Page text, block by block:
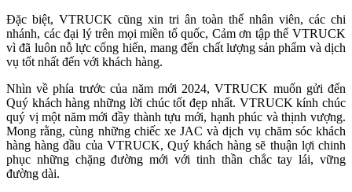
Đặc biệt, VTRUCK cũng xin tri ân toàn thể nhân viên, các chi
nhánh, các đại lý trên mọi miền tổ quốc, Cảm ơn tập thể VTRUCK
vì đã luôn nỗ lực cống hiến, mang đến chất lượng sản phẩm và dịch
vụ tốt nhất đến với khách hàng.
Nhìn về phía trước của năm mới 2024, VTRUCK muốn gửi đến
Quý khách hàng những lời chúc tốt đẹp nhất. VTRUCK kính chúc
quý vị một năm mới đầy thành tựu mới, hạnh phúc và thịnh vượng.
Mong rằng, cùng những chiếc xe JAC và dịch vụ chăm sóc khách
hàng hàng đầu của VTRUCK, Quý khách hàng sẽ thuận lợi chinh
phục những chặng đường mới với tinh thần chắc tay lái, vững
đường dài.